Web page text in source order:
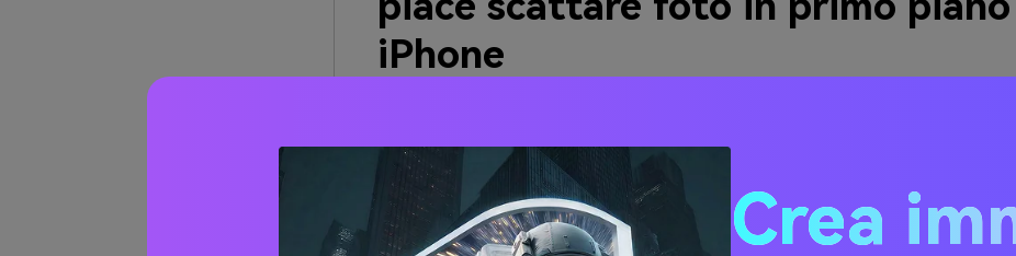
iPhone
Questa sezione ti spiegherà i motivi principali per cui dovresti
piano con gli iPhone
Crea